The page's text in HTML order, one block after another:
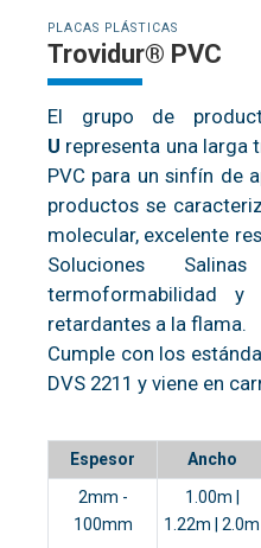
PLACAS PLÁSTICAS
Trovidur® PVC
El grupo de
U representa una larga
PVC para un sinfín de
productos se
molecular, excelente
Soluciones
termoformabilidad y
retardantes a la flama.
Cumple con los
DVS 2211 y viene en
Espesor Ancho
2mm -
100mm
1.00m |
1.22m | 2.0m